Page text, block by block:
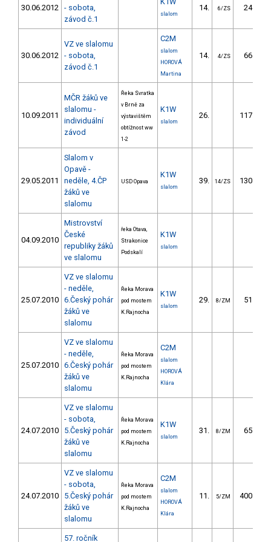
30.06.2012 - sobota,
závod č.1
slalom
14. 6/ZS 24.60
30.06.2012
VZ ve slalomu
- sobota,
závod č.1
C2M
slalom
HOROVÁ
Martina
14. 4/ZS 66.00
10.09.2011
MČR žáků ve
slalomu -
individuální
závod
Řeka Svratka
v Brně za
výstavištěm
obtížnost ww
1-2
K1W
slalom
26. 117.67
29.05.2011
Slalom v
Opavě -
neděle, 4.ČP
žáků ve
slalomu
USD Opava
K1W
slalom
39. 14/ZS 130.90
04.09.2010
Mistrovství
České
republiky žáků
ve slalomu
řeka Otava,
Strakonice
Podskalí
K1W
slalom
25.07.2010
VZ ve slalomu
- neděle,
6.Český pohár
žáků ve
slalomu
Řeka Morava
pod mostem
K.Rajnocha
K1W
slalom
29. 8/ZM 51.50
25.07.2010
VZ ve slalomu
- neděle,
6.Český pohár
žáků ve
slalomu
Řeka Morava
pod mostem
K.Rajnocha
C2M
slalom
HOROVÁ
Klára
24.07.2010
VZ ve slalomu
- sobota,
5.Český pohár
žáků ve
slalomu
Řeka Morava
pod mostem
K.Rajnocha
K1W
slalom
31. 8/ZM 65.20
24.07.2010
VZ ve slalomu
- sobota,
5.Český pohár
žáků ve
slalomu
Řeka Morava
pod mostem
K.Rajnocha
C2M
slalom
HOROVÁ
Klára
11. 5/ZM 400.40
57. ročník